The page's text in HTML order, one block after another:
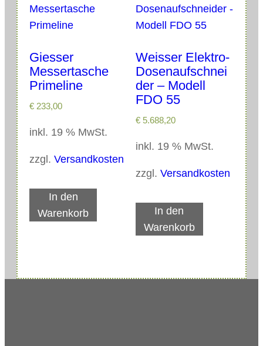
Giesser
Messertasche
Primeline
€ 233,00
inkl. 19 % MwSt.
zzgl. Versandkosten
In den
Warenkorb
Weisser Elektro-
Dosenaufschnei
der – Modell
FDO 55
€5.688,20
inkl. 19 % MwSt.
zzgl. Versandkosten
In den
Warenkorb